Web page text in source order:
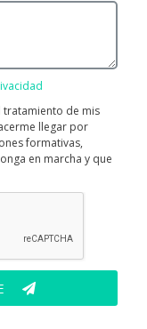
ENVIAR
Tus datos
DENTAL ya
el RGPD
Protección
información
tratamiento de mis
llegar por
formativas,
en marcha y que